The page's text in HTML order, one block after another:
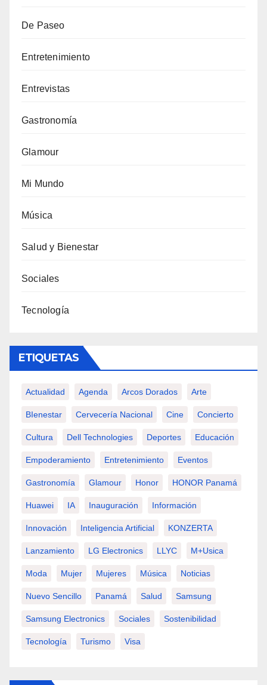
De Paseo
Entretenimiento
Entrevistas
Gastronomía
Glamour
Mi Mundo
Música
Salud y Bienestar
Sociales
Tecnología
ETIQUETAS
Actualidad Agenda Arcos Dorados Arte
BIenestar Cervecería Nacional Cine Concierto
Cultura Dell Technologies Deportes Educación
Empoderamiento Entretenimiento Eventos
Gastronomía Glamour Honor HONOR Panamá
Huawei IA Inauguración Información
Innovación Inteligencia Artificial KONZERTA
Lanzamiento LG Electronics LLYC M+usica
Moda Mujer Mujeres Música Noticias
Nuevo Sencillo Panamá Salud Samsung
Samsung Electronics Sociales Sostenibilidad
Tecnología Turismo Visa